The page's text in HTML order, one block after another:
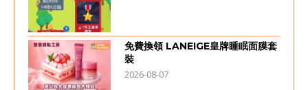
免費換領 LANEIGE皇牌睡眠面膜套
裝
2026-08-07